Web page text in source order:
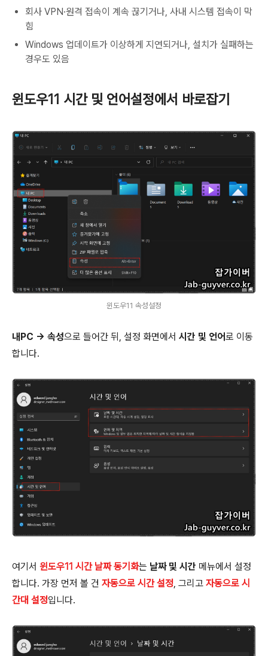
회사 VPN·원격 접속이 계속 끊기거나, 사내 시스템 접속이 막
힘
Windows 업데이트가 이상하게 지연되거나, 설치가 실패하는
경우도 있음
윈도우11 시간 및 언어설정에서 바로잡기
윈도우11 속성설정
내PC → 속성으로 들어간 뒤, 설정 화면에서 시간 및 언어로 이동
합니다.
여기서 윈도우11 시간 날짜 동기화는 날짜 및 시간 메뉴에서 설정
합니다. 가장 먼저 볼 건 자동으로 시간 설정, 그리고 자동으로 시
간대 설정입니다.